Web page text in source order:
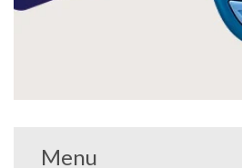
Menu